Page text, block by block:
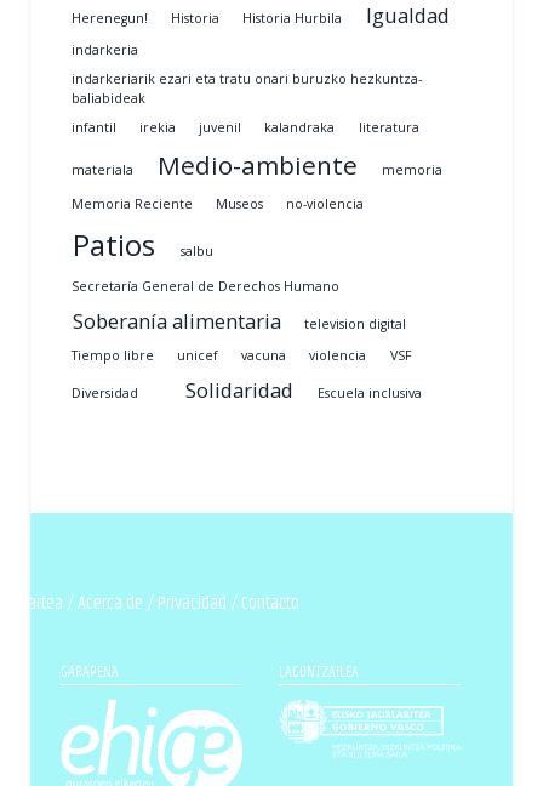
Herenegun! Historia Historia Hurbila Igualdad
indarkeria
indarkeriarik ezari eta tratu onari buruzko hezkuntza-
baliabideak
infantil
irekia juvenil kalandraka literatura
materiala Medio-ambiente
memoria
Memoria Reciente
Museos no-violencia
Patios salbu
Secretaría General de Derechos Humano
Soberanía alimentaria
television digital
Tiempo libre
unicef vacuna violencia VSF
Diversidad Solidaridad Escuela inclusiva
elkartea /Acerca de/Privacidad/Contacto
GARAPENA LAGUNTZAILEA